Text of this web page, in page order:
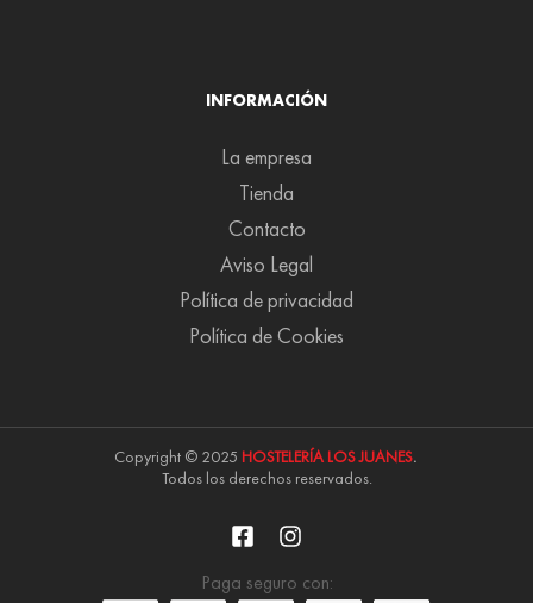
INFORMACIÓN
La empresa
Tienda
Contacto
Aviso Legal
Política de privacidad
Política de Cookies
Copyright © 2025 HOSTELERÍA LOS JUANES.
Todos los derechos reservados.
Paga seguro con: